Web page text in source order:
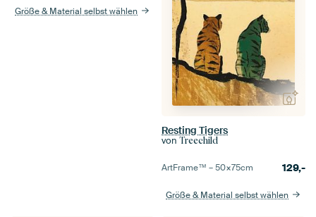
Größe & Material selbst wählen
Resting Tigers
von Treechild
ArtFrame™ –50×75cm 129,-
Größe & Material selbst wählen